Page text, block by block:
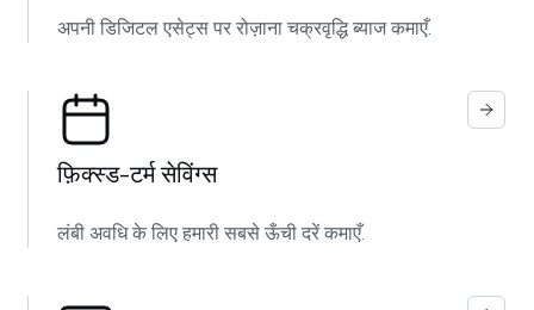
अपनी डिजिटल एसेट्स पर रोज़ाना चक्रवृद्धि ब्याज कमाएँ.
फ़िक्स्ड‑टर्म सेविंग्स
लंबी अवधि के लिए हमारी सबसे ऊँची दरें कमाएँ.